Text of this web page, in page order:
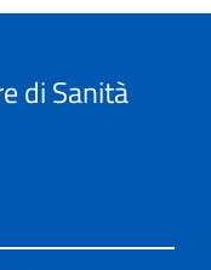
di Sanità